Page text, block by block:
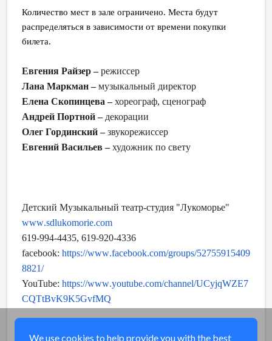
Количество мест в зале ограничено. Места будут
распределяться в зависимости от времени покупки
билета.
Евгения Райзер –режиссер
Лана Маркман –музыкальный директор
Елена Скопинцева –хореограф, сценограф
Андрей Портной – декорации
Олег Гординский –звукорежиссер
Евгений Васильев –художник по свету
Детский Музыкальный театр-студия "Лукоморье"
www.sdlukomorie.com
619-994-4435, 619-920-4336
facebook: https://www.facebook.com/groups/52755915409
8821/
YouTube: https://www.youtube.com/channel/UCyjqWZE7
CQTtBvK9K5GvfMQ
We use cookies to help provide you with the best